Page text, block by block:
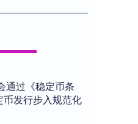
通过《稳定币条
发行步入规范化